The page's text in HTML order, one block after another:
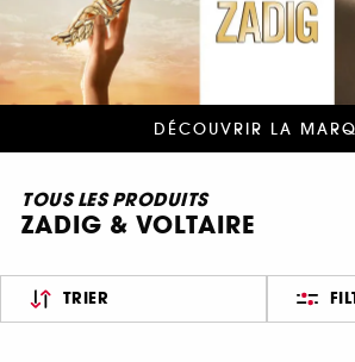
DÉCOUVRIR LA
TOUS LES PRODUITS
ZADIG & VOLTAIRE
TRIER